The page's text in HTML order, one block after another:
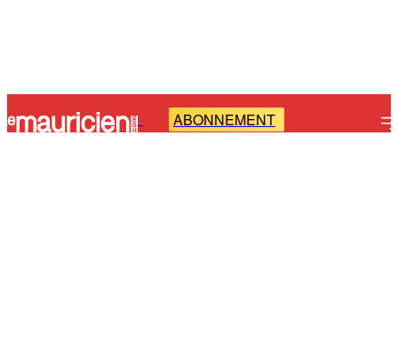
- ABONNEMENT